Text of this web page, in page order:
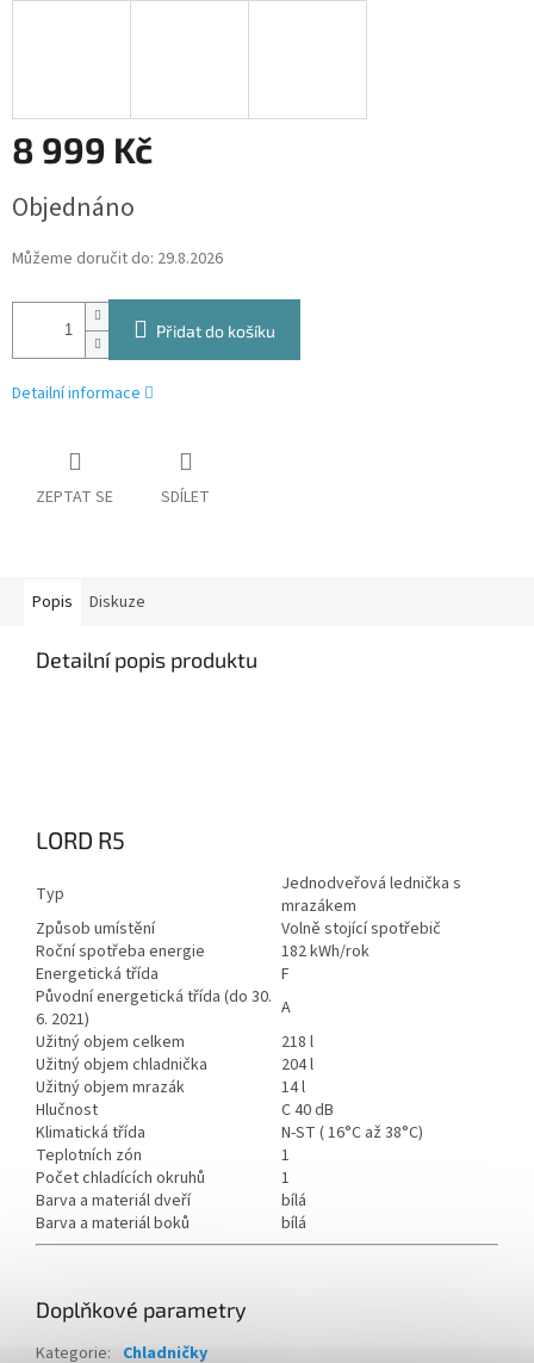
8 999 Kč
cena:
Objednáno
Můžeme doručit do: 29.8.2026
Přidat do košíku
Detailní informace
ZEPTAT SE SDÍLET
Popis Diskuze
Detailní popis produktu
LORD R5
Typ
Jednodveřová lednička s
mrazákem
Způsob umístění
Volně stojící spotřebič
Roční spotřeba energie
182 kWh/rok
Energetická třída
F
Původní energetická třída (do 30.
6. 2021)
A
Užitný objem celkem
218 l
Užitný objem chladnička
204 l
Užitný objem mrazák
14 l
Hlučnost
C 40 dB
Klimatická třída
N-ST ( 16°C až 38°C)
Teplotních zón
1
Počet chladících okruhů
1
Barva a materiál dveří
bílá
Barva a materiál boků
bílá
Doplňkové parametry
Kategorie: Chladničky